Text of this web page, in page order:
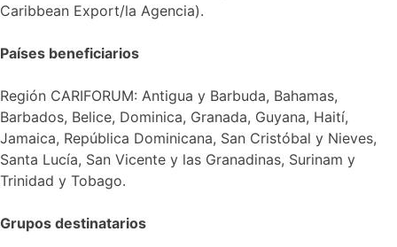
Caribbean Export/la Agencia).
Países beneficiarios
Región CARIFORUM: Antigua y Barbuda, Bahamas,
Barbados, Belice, Dominica, Granada, Guyana, Haití,
Jamaica, República Dominicana, San Cristóbal y Nieves,
Santa Lucía, San Vicente y las Granadinas, Surinam y
Trinidad y Tobago.
Grupos destinatarios